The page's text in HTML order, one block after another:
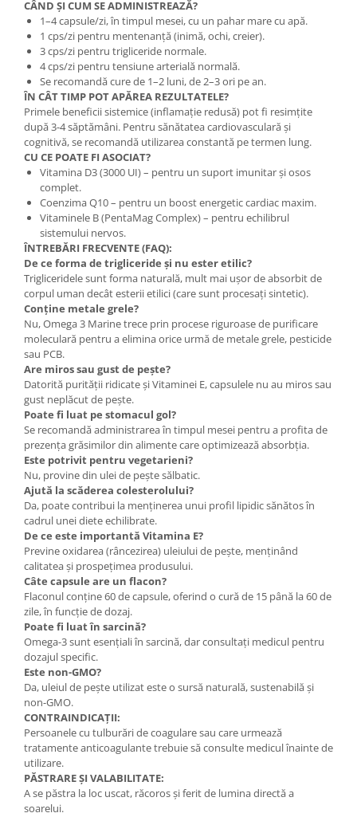
CÂND ȘI CUM SE ADMINISTREAZĂ?
1–4 capsule/zi, în timpul mesei, cu un pahar mare cu apă.
1 cps/zi pentru mentenanță (inimă, ochi, creier).
3 cps/zi pentru trigliceride normale.
4 cps/zi pentru tensiune arterială normală.
Se recomandă cure de 1–2 luni, de 2–3 ori pe an.
ÎN CÂT TIMP POT APĂREA REZULTATELE?
Primele beneficii sistemice (inflamație redusă) pot fi resimțite
după 3-4 săptămâni. Pentru sănătatea cardiovasculară și
cognitivă, se recomandă utilizarea constantă pe termen lung.
CU CE POATE FI ASOCIAT?
Vitamina D3 (3000 UI) – pentru un suport imunitar și osos
complet.
Coenzima Q10 – pentru un boost energetic cardiac maxim.
Vitaminele B (PentaMag Complex) – pentru echilibrul
sistemului nervos.
ÎNTREBĂRI FRECVENTE (FAQ):
De ce forma de trigliceride și nu ester etilic?
Trigliceridele sunt forma naturală, mult mai ușor de absorbit de
corpul uman decât esterii etilici (care sunt procesați sintetic).
Conține metale grele?
Nu, Omega 3 Marine trece prin procese riguroase de purificare
moleculară pentru a elimina orice urmă de metale grele, pesticide
sau PCB.
Are miros sau gust de pește?
Datorită purității ridicate și Vitaminei E, capsulele nu au miros sau
gust neplăcut de pește.
Poate fi luat pe stomacul gol?
Se recomandă administrarea în timpul mesei pentru a profita de
prezența grăsimilor din alimente care optimizează absorbția.
Este potrivit pentru vegetarieni?
Nu, provine din ulei de pește sălbatic.
Ajută la scăderea colesterolului?
Da, poate contribui la menținerea unui profil lipidic sănătos în
cadrul unei diete echilibrate.
De ce este importantă Vitamina E?
Previne oxidarea (râncezirea) uleiului de pește, menținând
calitatea și prospețimea produsului.
Câte capsule are un flacon?
Flaconul conține 60 de capsule, oferind o cură de 15 până la 60 de
zile, în funcție de dozaj.
Poate fi luat în sarcină?
Omega-3 sunt esențiali în sarcină, dar consultați medicul pentru
dozajul specific.
Este non-GMO?
Da, uleiul de pește utilizat este o sursă naturală, sustenabilă și
non-GMO.
CONTRAINDICAȚII:
Persoanele cu tulburări de coagulare sau care urmează
tratamente anticoagulante trebuie să consulte medicul înainte de
utilizare.
PĂSTRARE ȘI VALABILITATE:
A se păstra la loc uscat, răcoros și ferit de lumina directă a
soarelui.